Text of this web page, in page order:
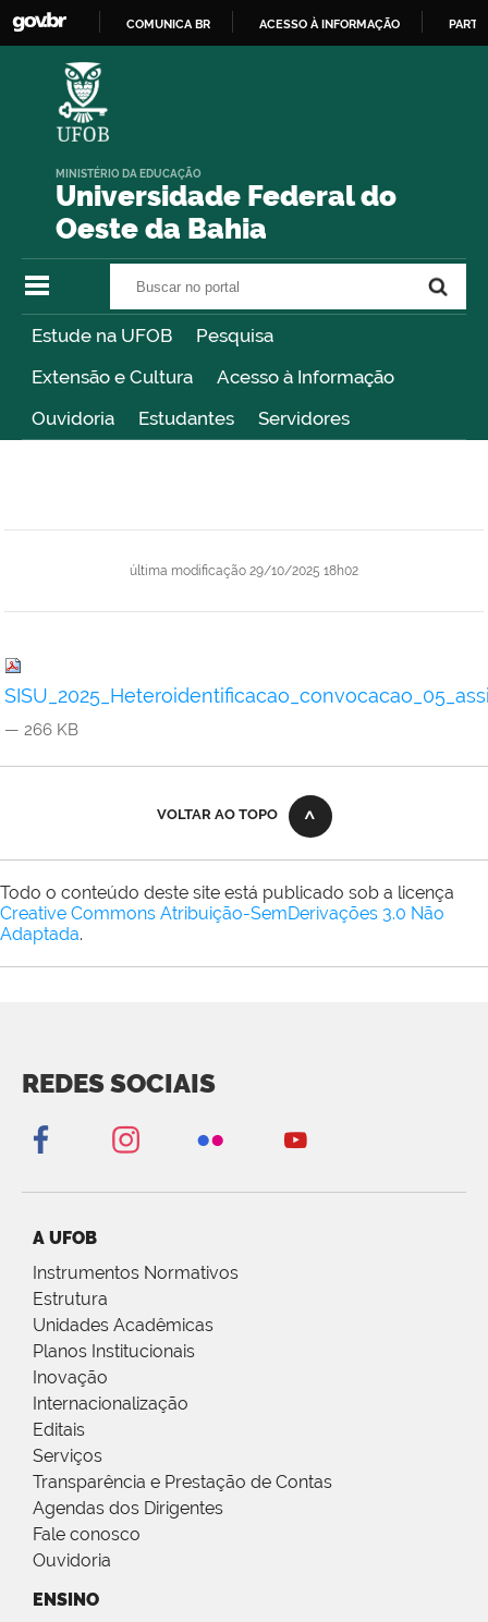
COMUNICA BR ACESSO À INFORMAÇÃO
Universidade Federal do
Oeste da Bahia
MINISTÉRIO DA EDUCAÇÃO
Estude na UFOB
Pesquisa
Extensão e Cultura
Acesso à Informação
Ouvidoria
Estudantes Servidores
última modificação 29/10/2025 18h02
— 266 KB
VOLTAR AO TOPO
Todo o conteúdo deste site está publicado sob a licença
Creative Commons Atribuição-SemDerivações 3.0 Não
Adaptada.
REDES SOCIAIS
A UFOB
Instrumentos Normativos
Estrutura
Unidades Acadêmicas
Planos Institucionais
Inovação
Internacionalização
Editais
Serviços
Transparência e Prestação de Contas
Agendas dos Dirigentes
Fale conosco
Ouvidoria
ENSINO